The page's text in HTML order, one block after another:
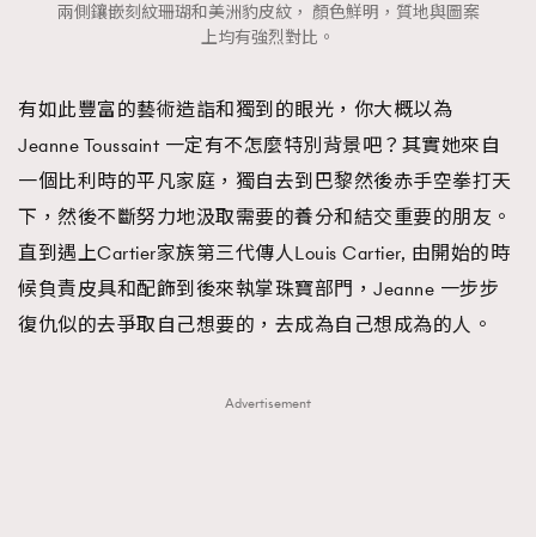
兩側鑲嵌刻紋珊瑚和美洲豹皮紋， 顏色鮮明，質地與圖案
上均有強烈對比。
有如此豐富的藝術造詣和獨到的眼光，你大概以為
Jeanne Toussaint 一定有不怎麼特別背景吧？其實她來自
一個比利時的平凡家庭，獨自去到巴黎然後赤手空拳打天
下，然後不斷努力地汲取需要的養分和結交重要的朋友。
直到遇上Cartier家族第三代傳人Louis Cartier, 由開始的時
候負責皮具和配飾到後來執掌珠寶部門，Jeanne 一步步
復仇似的去爭取自己想要的，去成為自己想成為的人。
Advertisement